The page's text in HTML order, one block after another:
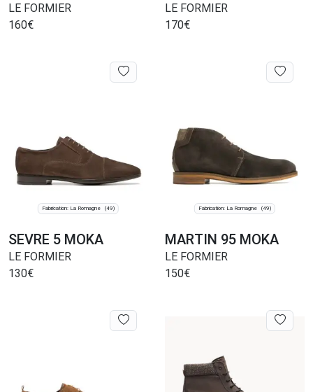
LE FORMIER
160€
LE FORMIER
170€
Fabrication: La Romagne (49)
SEVRE 5 MOKA
LE FORMIER
130€
Fabrication: La Romagne (49)
MARTIN 95 MOKA
LE FORMIER
150€